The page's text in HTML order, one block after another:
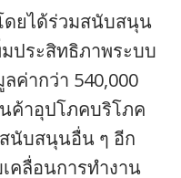
ดยได้ร่วมสนับสนุน
ประสิทธิภาพระบบ
ค่ากว่า 540,000
ค้าอุปโภคบริโภค
นับสนุนอื่น ๆ อีก
คลื่อนการทำงาน